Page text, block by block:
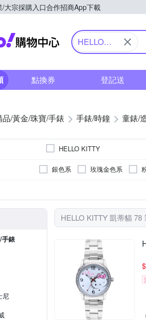
/大宗採購入口合作招商App下載
Yahoo購物中心
HELLO
點換券 登記送
品/黃金/珠寶/手錶 手錶/時鐘 童錶/
HELLO KITTY
銀色系 玫瑰金色系
手錶
尼
HELLO KITTY 凱蒂貓 78
$